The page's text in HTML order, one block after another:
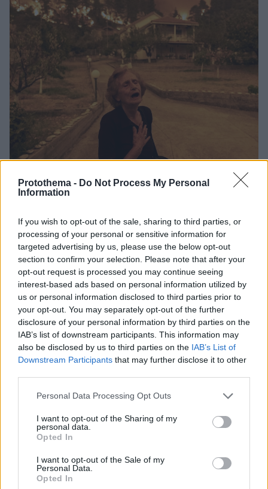
Protothema - Do Not Process My Personal
Information
If you wish to opt-out of the sale, sharing to third parties, or
processing of your personal or sensitive information for
targeted advertising by us, please use the below opt-out
section to confirm your selection. Please note that after your
opt-out request is processed you may continue seeing
interest-based ads based on personal information utilized by
us or personal information disclosed to third parties prior to
your opt-out. You may separately opt-out of the further
disclosure of your personal information by third parties on the
IAB’s list of downstream participants. This information may
also be disclosed by us to third parties on the IAB’s List of
Downstream Participants that may further disclose it to other
Please note that this website/app uses one or more Google
not limited to your visit or usage behaviour. You may click to
grant or deny consent to Google and its third-party tags to
use your data for below specified purposes in below Google
consent section.
Personal Data Processing Opt Outs
I want to opt-out of the Sharing of my
personal data.
Opted In
I want to opt-out of the Sale of my
Personal Data.
Opted In
Athens Photo World: Με ενδιαφέρουσες εκθέσεις και
διαγωνισμούς επιστρέφει η φωτογραφική διοργάνωση
Στοχεύει στην ανάδειξη της δουλειάς των
φωτορεπόρτερ και της συνεισφοράς τους στη
διαμόρφωση της εικόνας του κόσμου μας - Δείτε
εικόνες
10.05.2022, 07:17